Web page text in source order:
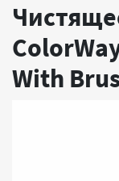
With